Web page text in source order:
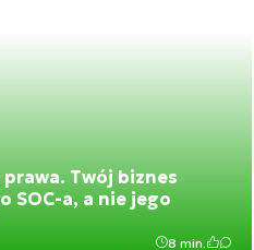
Twój biznes
SOC-a, a nie jego
8 min.